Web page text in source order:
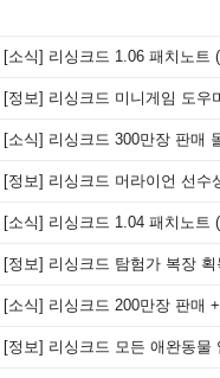
[소식] 리싱크드 1.06 패치노트
[정보] 리싱크드 미니게임 도우
[소식] 리싱크드 300만장 판매
[정보] 리싱크드 머라이언 선수
[소식] 리싱크드 1.04 패치노트
[정보] 리싱크드 탐험가 복장 획
[소식] 리싱크드 200만장 판매
[정보] 리싱크드 모든 애완동물